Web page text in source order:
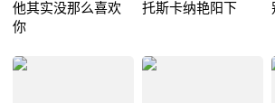
他其实没那么喜欢
你
托斯卡纳艳阳下